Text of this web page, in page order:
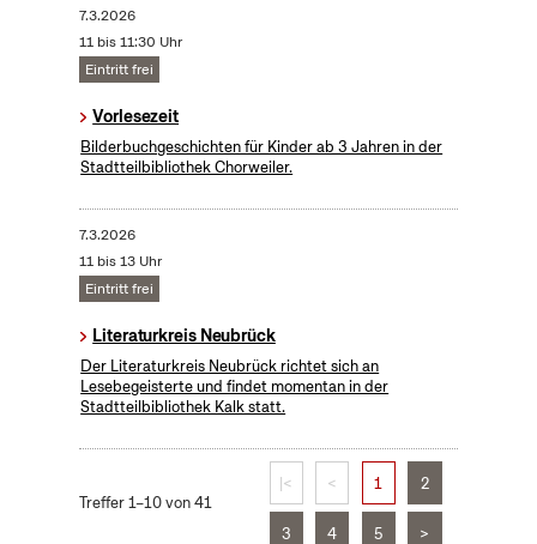
7.3.2026
11 bis 11:30 Uhr
Eintritt frei
Vorlesezeit
Bilderbuchgeschichten für Kinder ab 3 Jahren in der
Stadtteilbibliothek Chorweiler.
7.3.2026
11 bis 13 Uhr
Eintritt frei
Literaturkreis Neubrück
Der Literaturkreis Neubrück richtet sich an
Lesebegeisterte und findet momentan in der
Stadtteilbibliothek Kalk statt.
Treffer 1–10 von 41
|< < 1 2
3 4 5 >